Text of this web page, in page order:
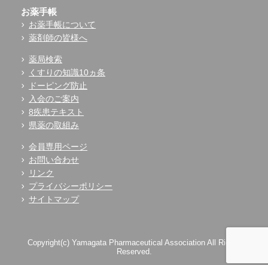
お薬手帳
お薬手帳について
薬剤師の皆様へ
薬局検索
くすりの知識10ヵ条
ドーピング防止
入会のご案内
8疾患テキスト
県薬の取組み
会員専用ページ
お問い合わせ
リンク
プライバシーポリシー
サイトマップ
Copyright(c) Yamagata Pharmaceutical Association All Rights
Reserved.